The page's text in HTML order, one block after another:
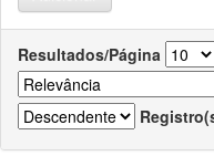
Resultados/Página